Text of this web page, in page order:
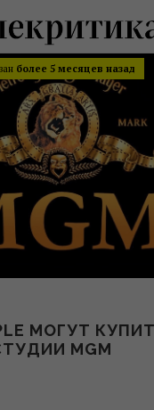
более 5 месяцев назад
МОГУТ
MGM